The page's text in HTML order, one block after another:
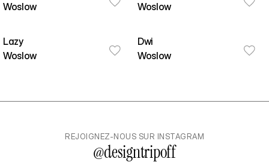
Woslow
Woslow
Lazy
Woslow
Dwi
Woslow
REJOIGNEZ-NOUS SUR INSTAGRAM
@designtripoff